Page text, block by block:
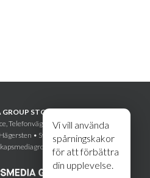
Vi vill använda
spårningskakor
för att förbättra
din upplevelse.
GROUP STOCKHOLM AB
Telefonvägen 30
• Sweden